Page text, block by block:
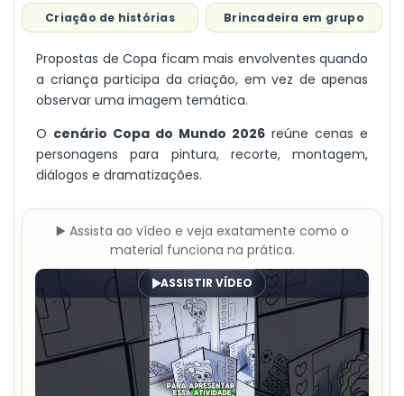
Criação de histórias Brincadeira em grupo
Propostas de Copa ficam mais envolventes quando
a criança participa da criação, em vez de apenas
observar uma imagem temática.
O cenário Copa do Mundo 2026 reúne cenas e
personagens para pintura, recorte, montagem,
diálogos e dramatizações.
▶️ Assista ao vídeo e veja exatamente como o
material funciona na prática.
ASSISTIR VÍDEO